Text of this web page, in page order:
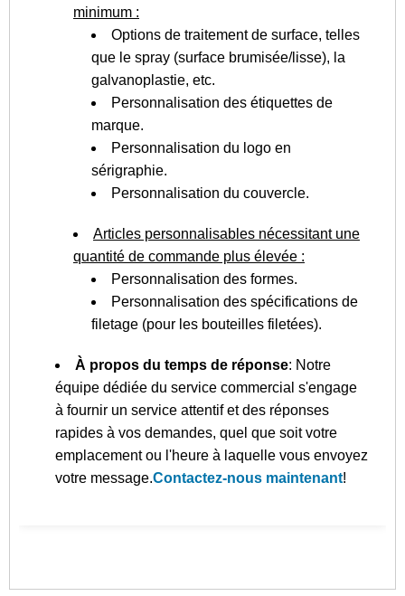
minimum :
Options de traitement de surface, telles
que le spray (surface brumisée/lisse), la
galvanoplastie, etc.
Personnalisation des étiquettes de
marque.
Personnalisation du logo en
sérigraphie.
Personnalisation du couvercle.
Articles personnalisables nécessitant une
quantité de commande plus élevée :
Personnalisation des formes.
Personnalisation des spécifications de
filetage (pour les bouteilles filetées).
À propos du temps de réponse: Notre
équipe dédiée du service commercial s'engage
à fournir un service attentif et des réponses
rapides à vos demandes, quel que soit votre
emplacement ou l'heure à laquelle vous envoyez
votre message.Contactez-nous maintenant!